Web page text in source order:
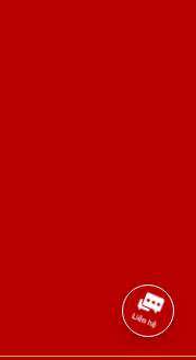
Pha Lê
độc đáo. Rất
độc đáo. Rất